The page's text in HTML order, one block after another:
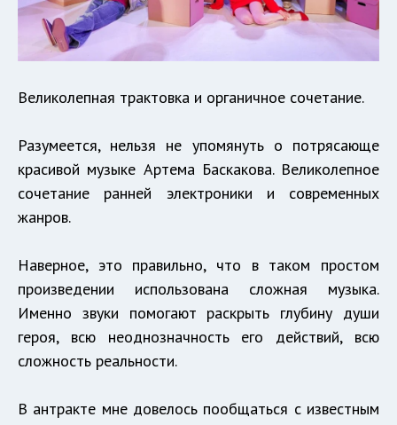
Великолепная трактовка и органичное сочетание.
Разумеется, нельзя не упомянуть о потрясающе
красивой музыке Артема Баскакова. Великолепное
сочетание ранней электроники и современных
жанров.
Наверное, это правильно, что в таком простом
произведении использована сложная музыка.
Именно звуки помогают раскрыть глубину души
героя, всю неоднозначность его действий, всю
сложность реальности.
В антракте мне довелось пообщаться с известным